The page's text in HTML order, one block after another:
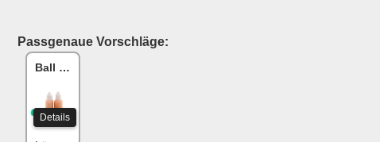
Passgenaue Vorschläge:
Ball One Reparaturset
Details